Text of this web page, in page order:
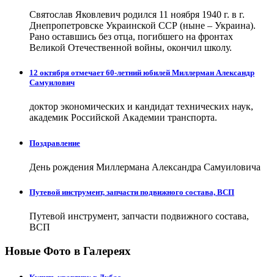
Святослав Яковлевич родился 11 ноября 1940 г. в г.
Днепропетровске Украинской ССР (ныне – Украина).
Рано оставшись без отца, погибшего на фронтах
Великой Отечественной войны, окончил школу.
12 октября отмечает 60-летний юбилей Миллерман Александр
Самуилович
доктор экономических и кандидат технических наук,
академик Российской Академии транспорта.
Поздравление
День рождения Миллермана Александра Самуиловича
Путевой инструмент, запчасти подвижного состава, ВСП
Путевой инструмент, запчасти подвижного состава,
ВСП
Новые Фото в Галереях